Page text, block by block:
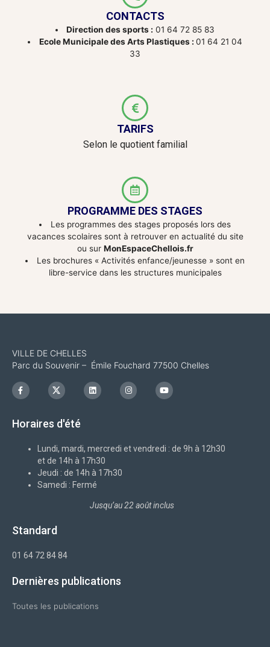
CONTACTS
Direction des sports : 01 64 72 85 83
Ecole Municipale des Arts Plastiques : 01 64 21 04
33
TARIFS
Selon le quotient familial
PROGRAMME DES STAGES
Les programmes des stages proposés lors des
vacances scolaires sont à retrouver en actualité du site
ou sur MonEspaceChellois.fr
Les brochures « Activités enfance/jeunesse » sont en
libre-service dans les structures municipales
VILLE DE CHELLES
Parc du Souvenir – Émile Fouchard 77500 Chelles
F
a
c
o
I
c
o
x
L
i
n
I
n
s
m
Y
o
u
Horaires d'été
Lundi, mardi, mercredi et vendredi : de 9h à 12h30
et de 14h à 17h30
Jeudi : de 14h à 17h30
Samedi : Fermé
Jusqu’au 22 août inclus
Standard
01 64 72 84 84
Dernières publications
Toutes les publications